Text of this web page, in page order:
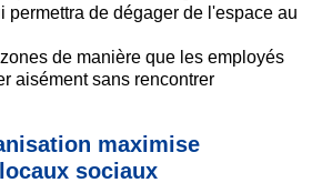
permettra de dégager de l'espace au
de manière que les employés
aisément sans rencontrer
maximise
sociaux